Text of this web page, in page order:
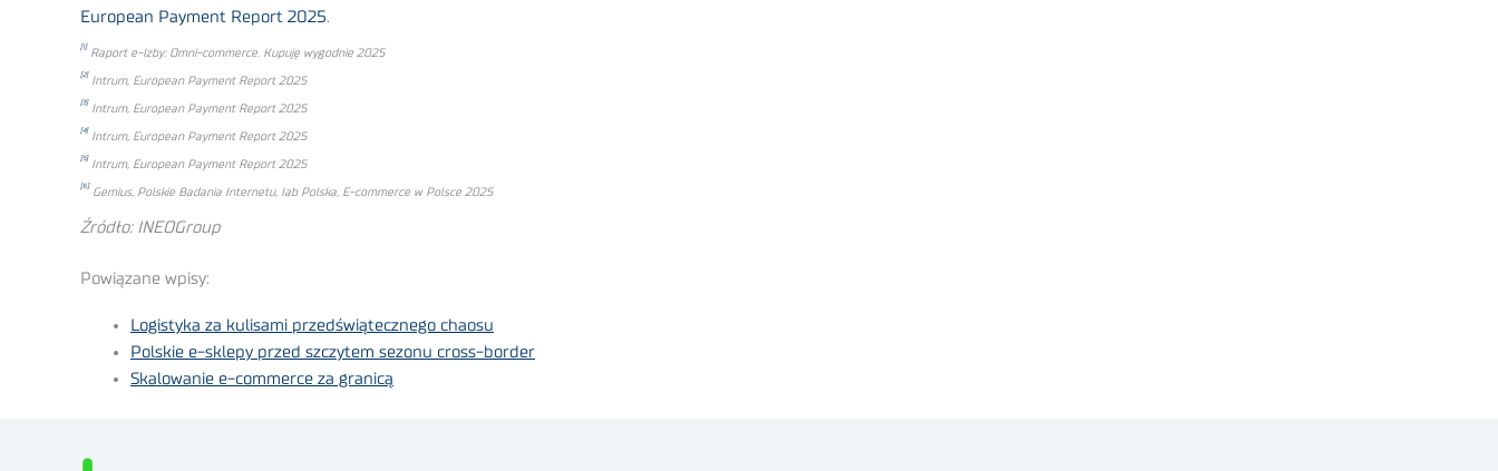
European Payment Report 2025.
[1] Raport e-Izby: Omni-commerce. Kupuję wygodnie 2025
[2] Intrum, European Payment Report 2025
[3] Intrum, European Payment Report 2025
[4] Intrum, European Payment Report 2025
[5] Intrum, European Payment Report 2025
[6] Gemius, Polskie Badania Internetu, Iab Polska, E-commerce w Polsce 2025
Źródło: INEOGroup
Powiązane wpisy:
Logistyka za kulisami przedświątecznego chaosu
Polskie e-sklepy przed szczytem sezonu cross-border
Skalowanie e-commerce za granicą